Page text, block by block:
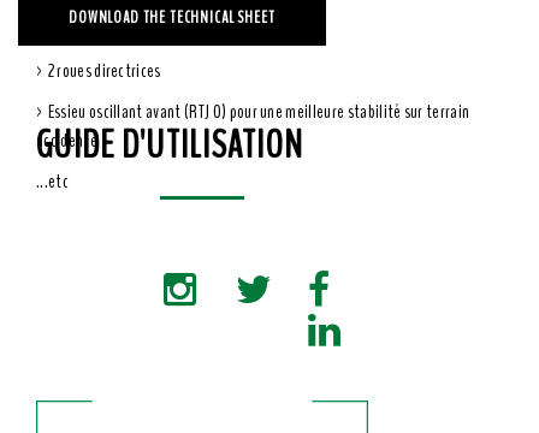
> 4 roues motrices
> 2 roues directrices
> Essieu oscillant avant (RTJ O) pour une meilleure stabilité sur terrain
accidenté
...etc
DOWNLOAD THE TECHNICAL SHEET
GUIDE D'UTILISATION